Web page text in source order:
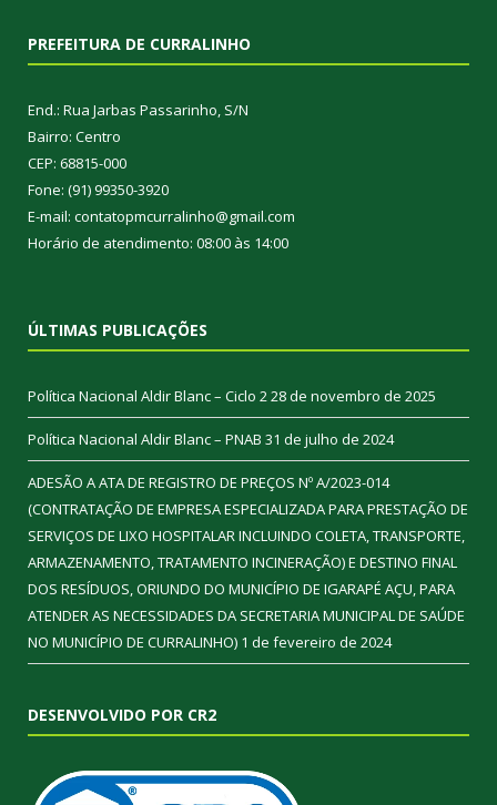
PREFEITURA DE CURRALINHO
End.: Rua Jarbas Passarinho, S/N
Bairro: Centro
CEP: 68815-000
Fone: (91) 99350-3920
E-mail: contatopmcurralinho@gmail.com
Horário de atendimento: 08:00 às 14:00
ÚLTIMAS PUBLICAÇÕES
Política Nacional Aldir Blanc – Ciclo 228 de novembro de 2025
Política Nacional Aldir Blanc – PNAB 31 de julho de 2024
ADESÃO A ATA DE REGISTRO DE PREÇOS Nº A/2023-014
(CONTRATAÇÃO DE EMPRESA ESPECIALIZADA PARA PRESTAÇÃO DE
SERVIÇOS DE LIXO HOSPITALAR INCLUINDO COLETA, TRANSPORTE,
ARMAZENAMENTO, TRATAMENTO INCINERAÇÃO) E DESTINO FINAL
DOS RESÍDUOS, ORIUNDO DO MUNICÍPIO DE IGARAPÉ AÇU, PARA
ATENDER AS NECESSIDADES DA SECRETARIA MUNICIPAL DE SAÚDE
NO MUNICÍPIO DE CURRALINHO) 1 de fevereiro de 2024
DESENVOLVIDO POR CR2